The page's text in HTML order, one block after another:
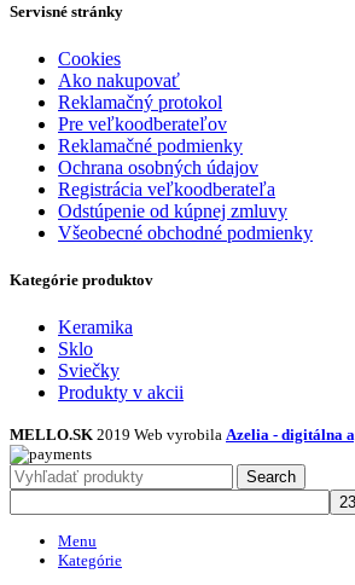
Servisné stránky
Cookies
Ako nakupovať
Reklamačný protokol
Pre veľkoodberateľov
Reklamačné podmienky
Ochrana osobných údajov
Registrácia veľkoodberateľa
Odstúpenie od kúpnej zmluvy
Všeobecné obchodné podmienky
Kategórie produktov
Keramika
Sklo
Sviečky
Produkty v akcii
MELLO.SK 2019 Web vyrobila Azelia - digitálna
Search
Menu
Kategórie